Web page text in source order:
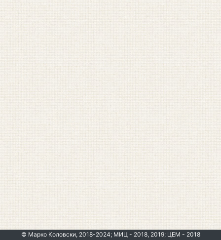
© Марко Коловски, 2018-2024; МИЦ - 2018, 2019; ЦЕМ - 2018